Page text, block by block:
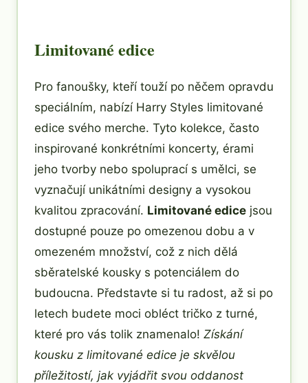
Limitované edice
Pro fanoušky, kteří touží po něčem opravdu
speciálním, nabízí Harry Styles limitované
edice svého merche. Tyto kolekce, často
inspirované konkrétními koncerty, érami
jeho tvorby nebo spoluprací s umělci, se
vyznačují unikátními designy a vysokou
kvalitou zpracování. Limitované edice jsou
dostupné pouze po omezenou dobu a v
omezeném množství, což z nich dělá
sběratelské kousky s potenciálem do
budoucna. Představte si tu radost, až si po
letech budete moci obléct tričko z turné,
které pro vás tolik znamenalo! Získání
kousku z limitované edice je skvělou
příležitostí, jak vyjádřit svou oddanost